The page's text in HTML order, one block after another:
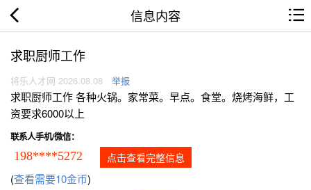
信息内容
求职厨师工作
将乐人才网 2026.08.08 举报
求职厨师工作 各种火锅。家常菜。早点。食堂。烧烤海鲜，工
资要求6000以上
联系人手机/微信：
198****5272 点击查看完整信息
(查看需要10金币)